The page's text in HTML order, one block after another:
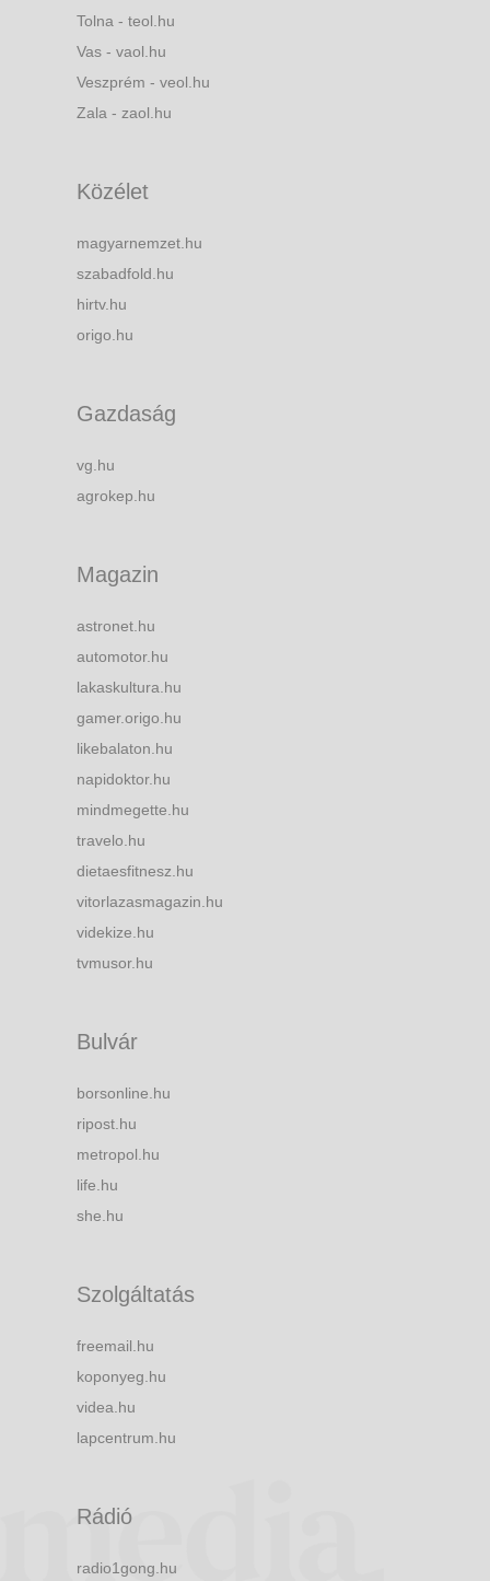
Tolna - teol.hu
Vas - vaol.hu
Veszprém - veol.hu
Zala - zaol.hu
Közélet
magyarnemzet.hu
szabadfold.hu
hirtv.hu
origo.hu
Gazdaság
vg.hu
agrokep.hu
Magazin
astronet.hu
automotor.hu
lakaskultura.hu
gamer.origo.hu
likebalaton.hu
napidoktor.hu
mindmegette.hu
travelo.hu
dietaesfitnesz.hu
vitorlazasmagazin.hu
videkize.hu
tvmusor.hu
Bulvár
borsonline.hu
ripost.hu
metropol.hu
life.hu
she.hu
Szolgáltatás
freemail.hu
koponyeg.hu
videa.hu
lapcentrum.hu
Rádió
radio1gong.hu